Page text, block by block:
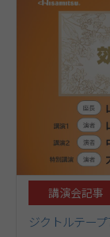
講演会記事
ジクトルテー